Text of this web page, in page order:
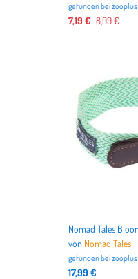
gefunden beizooplus
7,19 € 8,99 €
von Nomad Tales
gefunden beizooplus
17,99 €